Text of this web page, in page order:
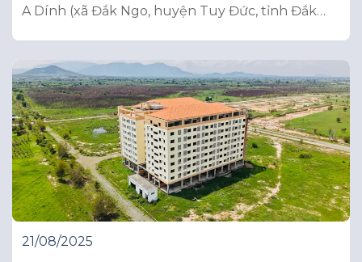
A Dính (xã Đắk Ngo, huyện Tuy Đức, tỉnh Đắk
nghĩa “Gieo chữ trên đá núi”. Hơn 200 thành viên
trong đoàn – gồm doanh nhân, mạnh
21/08/2025